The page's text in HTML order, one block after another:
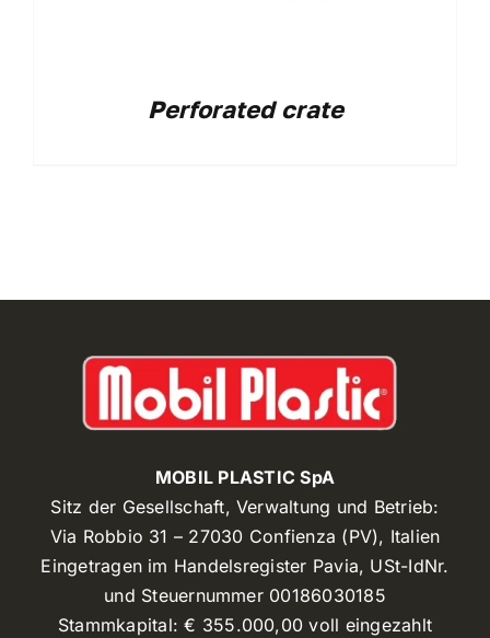
Perforated crate
MOBIL PLASTIC SpA
Sitz der Gesellschaft, Verwaltung und Betrieb:
Via Robbio 31 – 27030 Confienza (PV), Italien
Eingetragen im Handelsregister Pavia, USt-IdNr.
und Steuernummer 00186030185
Stammkapital: € 355.000,00 voll eingezahlt